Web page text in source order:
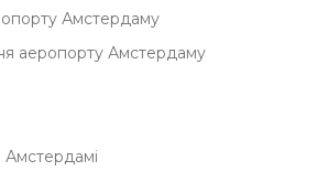
Амстердаму
аеропорту Амстердаму
Амстердамі